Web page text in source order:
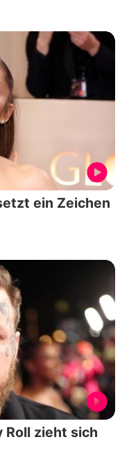
ein Zeichen
Roll zieht sich